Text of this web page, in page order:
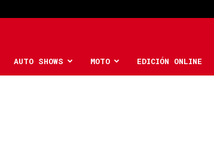
AUTO SHOWS MOTO EDICIÓN ONLINE